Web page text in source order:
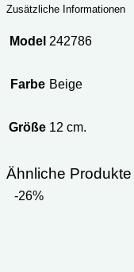
Zusätzliche Informationen
Model 242786
Farbe Beige
Größe 12 cm.
Ähnliche Produkte
-26%